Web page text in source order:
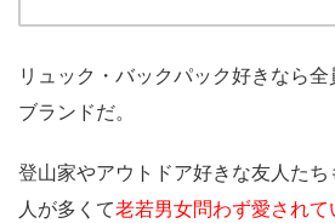
リュック・バックパック好きなら
ブランドだ。
登山家やアウトドア好きな友人たち
人が多くて老若男女問わず愛されて